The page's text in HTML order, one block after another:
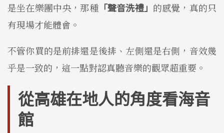
是坐在樂團中央，那種「聲音洗禮」 的感覺，真的只
有現場才能體會。
不管你買的是前排還是後排、左側還是右側，音效幾
乎是一致的，這一點對認真聽音樂的觀眾超重要。
從高雄在地人的角度看海音
館